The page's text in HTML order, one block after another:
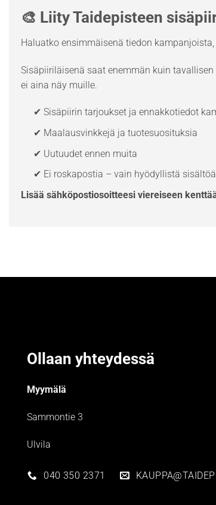
🎨 Liity Taidepisteen
Haluatko ensimmäisenä tiedon
Sisäpiiriläisenä saat enemmän kuin
ei aina näy muille.
✔ Sisäpiirin tarjoukset ja ennakkotiedot
✔ Maalausvinkkejä ja tuotesuosituksia
✔ Uutuudet ennen muita
✔ Ei roskapostia – vain hyödyllistä sisältöä
Lisää sähköpostiosoitteesi viereiseen
Ollaan yhteydessä
Myymälä
Sammontie 3
Ulvila
040 350 2371